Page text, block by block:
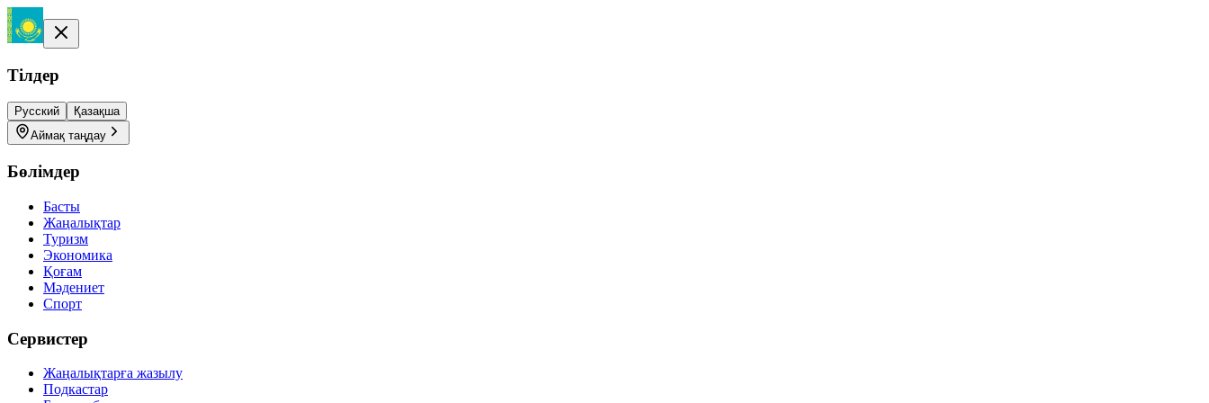
Тілдер
Русский
Қазақша
Аймақ таңдау
Бөлімдер
Басты
Жаңалықтар
Туризм
Экономика
Қоғам
Мәдениет
Спорт
Сервистер
Жаңалықтарға жазылу
Подкастар